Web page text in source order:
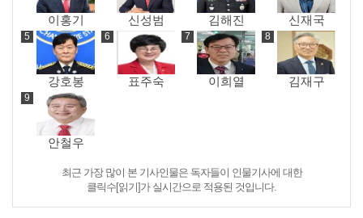
이홍기 신성범 김해진 신재국
강호봉 표주숙 이희열 김재구
안철우
최근 가장 많이 본 기사인물은 독자들이 인물기사에 대한
클릭수[읽기]가 실시간으로 적용된 것입니다.